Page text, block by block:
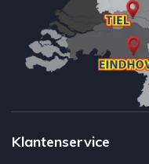
Klantenservice